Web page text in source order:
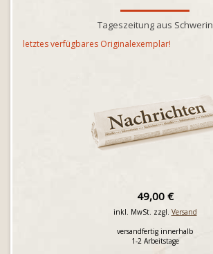
Tageszeitung aus Schwerin
letztes verfügbares Originalexemplar!
49,00 €
inkl. MwSt. zzgl. Versand
versandfertig innerhalb
1-2 Arbeitstage